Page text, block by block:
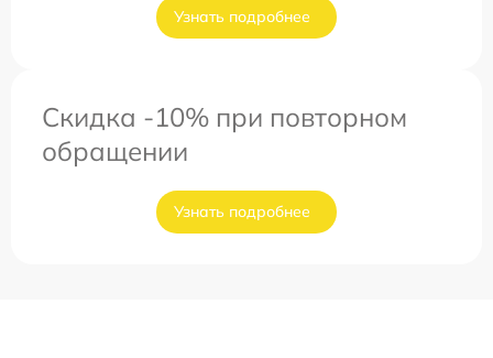
Узнать подробнее
Скидка -10% при повторном
обращении
Узнать подробнее